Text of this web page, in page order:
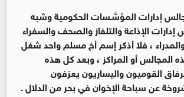
إدارات المؤسَّـسات الحكومية وشبه
الإذاعة والتلفاز والصحف والسفراء
والمدراء ، فلا أذكر إسم أخ مسلم واحد شغل
المجالس أو المراكز ، وبعد كل هذه
القوميون واليساريون يعزفون
عن سباحة الإخوان في بحر من الدلال .